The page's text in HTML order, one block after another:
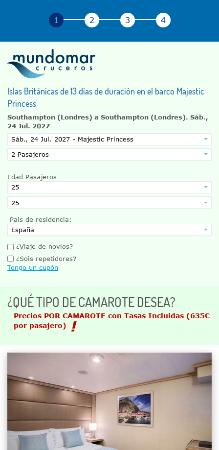
Islas Británicas de 13 días de duración en el barco Majestic
Princess
Southampton (Londres) a Southampton (Londres). Sáb.,
24 Jul. 2027
Edad Pasajeros
Pais de residencia:
¿Viaje de novios?
¿Sois repetidores?
Tengo un cupón
¿QUÉ TIPO DE CAMAROTE DESEA?
Precios POR CAMAROTE con Tasas Incluidas (635€
por pasajero)